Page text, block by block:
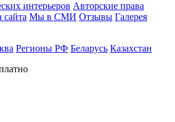
интерьеров Авторские права
сайта Мы в СМИ Отзывы Галерея
Регионы РФ Беларусь Казахстан